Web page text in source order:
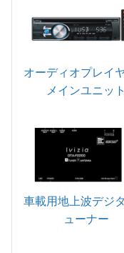
オーディオプレイ
メインユニット
車載用地上波デジ
ューナー